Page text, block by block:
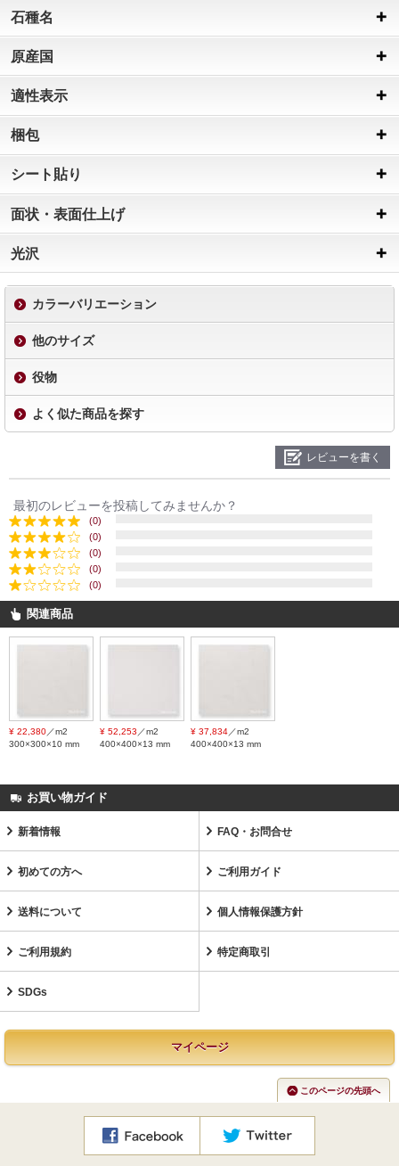
石種名
原産国
適性表示
梱包
シート貼り
面状・表面仕上げ
光沢
カラーバリエーション
他のサイズ
役物
よく似た商品を探す
レビューを書く
最初のレビューを投稿してみませんか？
(0)
(0)
(0)
(0)
(0)
関連商品
¥ 22,380／m2
300×300×10 mm
¥ 52,253 ／m2
400×400×13 mm
¥ 37,834／m2
400×400×13 mm
お買い物ガイド
新着情報 FAQ・お問合せ
初めての方へ ご利用ガイド
送料について 個人情報保護方針
ご利用規約 特定商取引
SDGs
マイページ
このページの先頭へ